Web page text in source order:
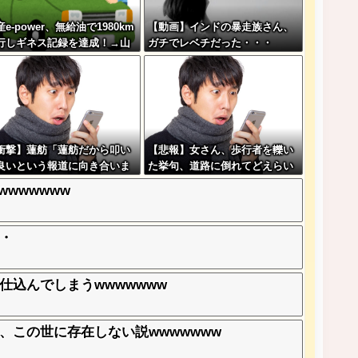
e-power、無給油で1980km
しギネス記録を達成！→山
ら下ってるだけでした…
【動画】インドの暴走族さん、
ガチでレベチだった・・・
撃】蓮舫「蓮舫だから叩い
いという報道に向き合いま
」X民「高市だから叩いて
をやってるのがお前だろ」
【悲報】女さん、歩行者を轢い
た挙句、道路に倒れてどえらい
ことになってしまうw w w w w
込んでしまうwwwwwww
この世に存在しない説wwwwwww